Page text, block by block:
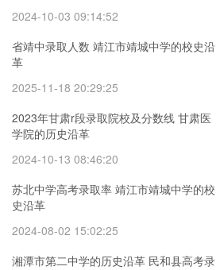
2024-10-03 09:14:52
省靖中录取人数 靖江市靖城中学的校史沿
革
2025-11-18 20:29:25
2023年甘肃r段录取院校及分数线 甘肃医
学院的历史沿革
2024-10-13 08:46:20
苏北中学高考录取率 靖江市靖城中学的校
史沿革
2024-08-02 15:02:25
湘潭市第二中学的历史沿革 民和县高考录